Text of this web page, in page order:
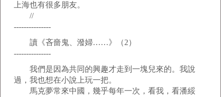
上海也有很多朋友。
//
---------------
讀《吝嗇鬼、潑婦……》（2）
---------------
我們是因為共同的興趣才走到一塊兒來的。我說
過，我也想在小說上玩一把。
馬克夢常來中國，幾乎每年一次，看我，看潘綏